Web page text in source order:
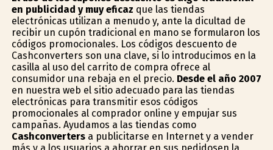
en publicidad y muy eficaz que las tiendas
electrónicas utilizan a menudo y, ante la dificultad de
recibir un cupón tradicional en mano se formularon los
códigos promocionales. Los códigos descuento de
Cashconverters son una clave, si lo introducimos en la
casilla al uso del carrito de compra ofrece al
consumidor una rebaja en el precio. Desde el año 2007
en nuestra web el sitio adecuado para las tiendas
electrónicas para transmitir esos códigos
promocionales al comprador online y empujar sus
campañas. Ayudamos a las tiendas como
Cashconvertersa publicitarse en Internet y a vender
más y a los usuarios a ahorrar en sus pedidosen la